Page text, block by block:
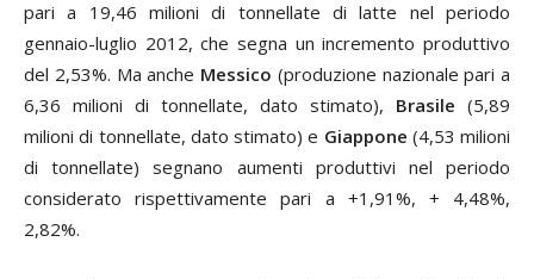
pari a 19,46 milioni di tonnellate di latte nel periodo
gennaio-luglio 2012, che segna un incremento produttivo
del 2,53%. Ma anche Messico (produzione nazionale pari a
6,36 milioni di tonnellate, dato stimato), Brasile (5,89
milioni di tonnellate, dato stimato) e Giappone (4,53 milioni
di tonnellate) segnano aumenti produttivi nel periodo
considerato rispettivamente pari a +1,91%, + 4,48%,
2,82%.